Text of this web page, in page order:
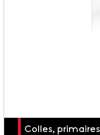
Colles,